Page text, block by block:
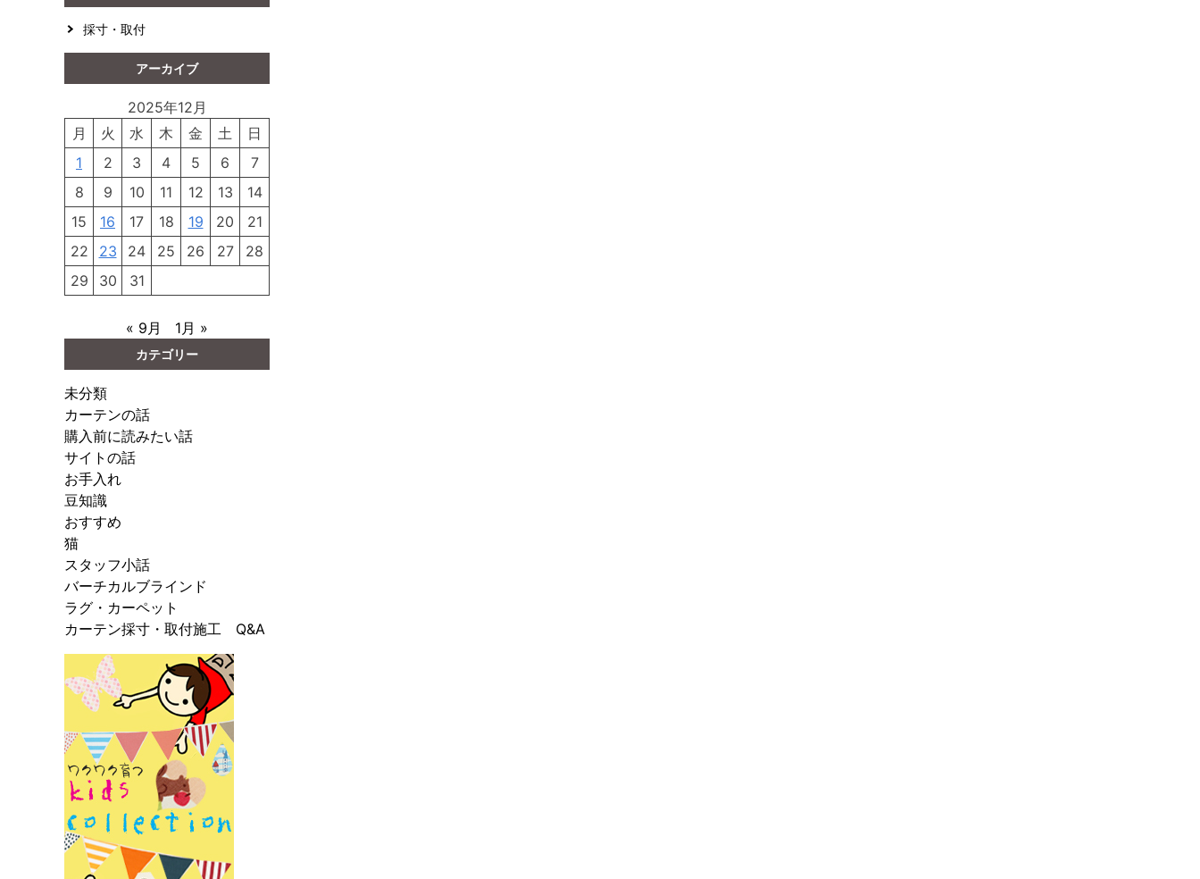
採寸・取付
アーカイブ
2025年12月
月
火 水 木 金 土
日
1
2 3 4 5 6
7
8
9 10 11 12 13
14
15
16 17 18 19 20
21
22
23 24 25 26 27
28
29
30 31
« 9月 1月 »
カテゴリー
未分類
カーテンの話
購入前に読みたい話
サイトの話
お手入れ
豆知識
おすすめ
猫
スタッフ小話
バーチカルブラインド
ラグ・カーペット
カーテン採寸・取付施工 Q&A